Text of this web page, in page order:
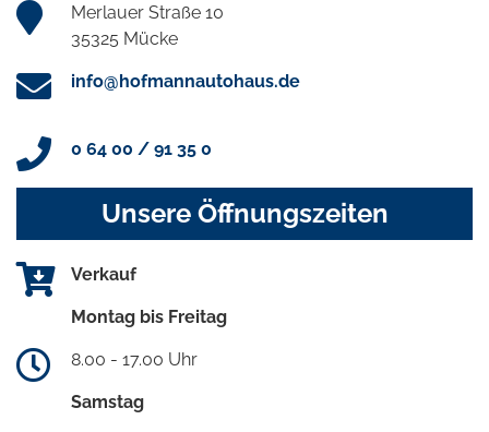
Merlauer Straße 10
35325 Mücke
info@hofmannautohaus.de
0 64 00 / 91 35 0
Unsere Öffnungszeiten
Verkauf
Montag bis Freitag
8.00 - 17.00 Uhr
Samstag